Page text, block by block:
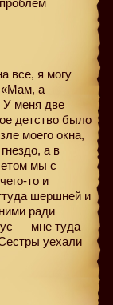
все, я могу
«Мам, а
У меня две
детство было
моего окна,
а в
мы с
то и
шершней и
ради
— мне туда
уехали